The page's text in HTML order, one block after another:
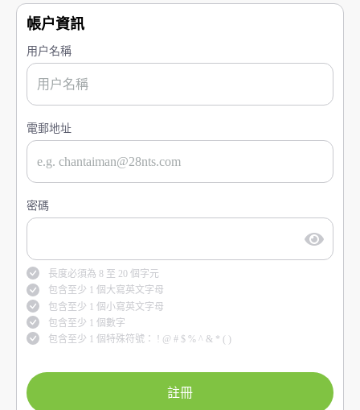
帳户資訊
用户名稱
電郵地址
密碼
長度必須為 8 至 20 個字元
包含至少 1 個大寫英文字母
包含至少 1 個小寫英文字母
包含至少 1 個數字
包含至少 1 個特殊符號： ! @ # $ % ^ & * ( )
註冊